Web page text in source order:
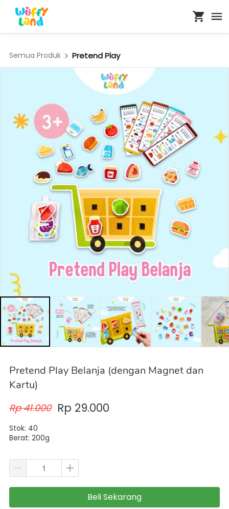
Semua Produk Pretend Play
Pretend Play Belanja (dengan Magnet dan
Kartu)
Rp 41.000 Rp 29.000
Stok: 40
Berat: 200g
`Beli Sekarang